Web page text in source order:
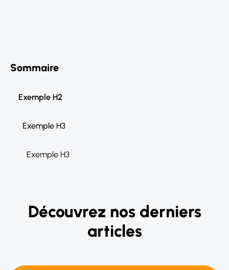
Sommaire
Exemple H2
Exemple H3
Exemple H3
Découvrez nos derniers
articles